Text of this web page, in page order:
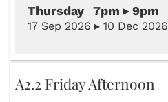
Thursday 7pm ▸ 9pm
17 Sep 2026 ▸ 10 Dec 2026
A2.2 Friday Afternoon